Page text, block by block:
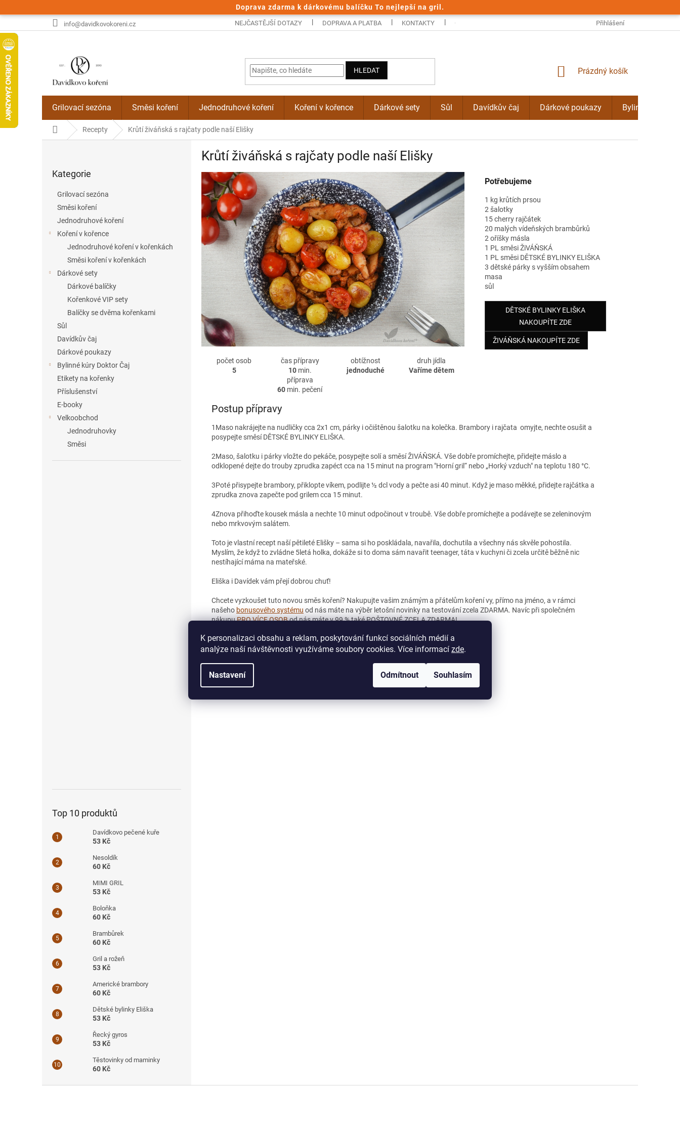
Doprava zdarma k dárkovému balíčku To nejlepší na gril.
K personalizaci obsahu a reklam, poskytování funkcí sociálních médií a
analýze naší návštěvnosti využíváme soubory cookies. Více informací zde.
Nastavení Odmítnout Souhlasím
na
info@davidkovokoreni.cz NEJČASTĚJŠÍ DOTAZY DOPRAVA A PLATBA KONTAKTY OBCHODNÍ PODMÍNKY PODMÍNKY OCHRANY OSOBNÍCH ÚDAJŮ
Přihlášení
HLEDAT
NÁKUPNÍ
Prázdný košík
Grilovací sezóna Směsi koření Jednodruhové koření Koření v kořence Dárkové sety Sůl Davídkův čaj Dárkové poukazy Bylinné kúry
Domů Recepty Krůtí živáňská s rajčaty podle naší Elišky
kategorie
Kategorie
Grilovací sezóna
Směsi koření
Jednodruhové koření
Koření v kořence
Jednodruhové koření v kořenkách
Směsi koření v kořenkách
Dárkové sety
Dárkové balíčky
Kořenkové VIP sety
Balíčky se dvěma kořenkami
Sůl
Davídkův čaj
Dárkové poukazy
Bylinné kúry Doktor Čaj
Etikety na kořenky
Příslušenství
E-booky
Velkoobchod
Jednodruhovky
Směsi
Top 10 produktů
Davídkovo pečené kuře
53 Kč
Nesoldík
60 Kč
MIMI GRIL
53 Kč
Boloňka
60 Kč
Brambůrek
60 Kč
Gril a rožeň
53 Kč
Americké brambory
60 Kč
Dětské bylinky Eliška
53 Kč
Řecký gyros
53 Kč
Těstovinky od maminky
60 Kč
Krůtí živáňská s rajčaty podle naší Elišky
počet osob
5
čas přípravy
10min.
příprava
60 min. pečení
obtížnost
jednoduché
druh jídla
Vaříme dětem
Potřebujeme
1 kg krůtích prsou
2 šalotky
15 cherry rajčátek
20 malých vídeňských brambůrků
2 oříšky másla
1 PL směsi ŽiVÁŇSKÁ
1 PL směsi DĚTSKÉ BYLINKY ELIŠKA
3 dětské párky s vyšším obsahem
masa
sůl
DĚTSKÉ BYLINKY ELIŠKA
NAKOUPÍTE ZDE
ŽIVÁŇSKÁ NAKOUPÍTE ZDE
Postup přípravy
1 Maso nakrájejte na nudličky cca 2x1 cm, párky i očištěnou šalotku na kolečka. Brambory i rajčata omyjte, nechte osušit a
posypejte směsí DĚTSKÉ BYLINKY ELIŠKA.
2Maso, šalotku i párky vložte do pekáče, posypejte solí a směsí ŽIVÁŇSKÁ. Vše dobře promíchejte, přidejte máslo a
odklopené dejte do trouby zprudka zapéct cca na 15 minut na program "Horní gril“ nebo „Horký vzduch" na teplotu 180 °C.
3Poté přisypejte brambory, přiklopte víkem, podlijte ½ dcl vody a pečte asi 40 minut. Když je maso měkké, přidejte rajčátka a
zprudka znova zapečte pod grilem cca 15 minut.
4Znova přihoďte kousek másla a nechte 10 minut odpočinout v troubě. Vše dobře promíchejte a podávejte se zeleninovým
nebo mrkvovým salátem.
Toto je vlastní recept naší pětileté Elišky – sama si ho poskládala, navařila, dochutila a všechny nás skvěle pohostila.
Myslím, že když to zvládne 5letá holka, dokáže si to doma sám navařit teenager, táta v kuchyni či zcela určitě běžně nic
nestíhající máma na mateřské.
Eliška i Davídek vám přejí dobrou chuť!
Chcete vyzkoušet tuto novou směs koření? Nakupujte vašim známým a přátelům koření vy, přímo na jméno, a v rámci
našeho bonusového systému od nás máte na výběr letošní novinky na testování zcela ZDARMA. Navíc při společném
nákupuPRO VÍCE OSOBod nás máte v 99 % také POŠTOVNÉ ZCELA ZDARMA!
PŘEDCHOZÍ ČLÁNEK DALŠÍ ČLÁNEK